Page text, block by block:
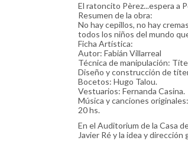
El ratoncito Pèrez...espera a
Resumen de la obra:
No hay cepillos, no hay
todos los niños del mundo
Ficha Artística:
Autor: Fabián Villarreal
Técnica de manipulación:
Diseño y construcción de
Bocetos: Hugo Talou.
Vestuarios: Fernanda Casina.
Música y canciones
20 hs.
En el Auditorium de la Casa
Javier Ré y la idea y